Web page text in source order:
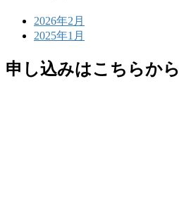
2026年2月
2025年1月
申し込みはこちらから